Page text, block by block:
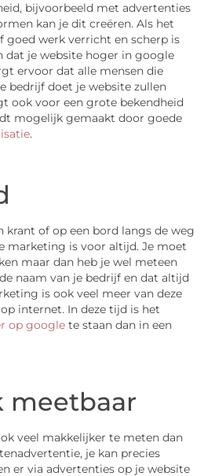
bijvoorbeeld met advertenties
kan je dit creëren. Als het
goed werk verricht en scherp is
dat je website hoger in google
ervoor dat alle mensen die
bedrijf doet je website zullen
ook voor een grote bekendheid
mogelijk gemaakt door goede
.
krant of op een bord langs de weg
marketing is voor altijd. Je moet
maar dan heb je wel meteen
naam van je bedrijf en dat altijd
is ook veel meer van deze
internet. In deze tijd is het
op google te staan dan in een
meetbaar
veel makkelijker te meten dan
je kan precies
er via advertenties op je website